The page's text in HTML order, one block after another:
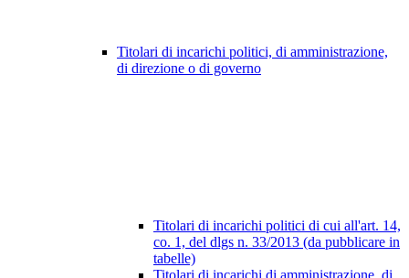
Titolari di incarichi politici, di amministrazione,
di direzione o di governo
Titolari di incarichi politici di cui all'art. 14,
co. 1, del dlgs n. 33/2013 (da pubblicare in
tabelle)